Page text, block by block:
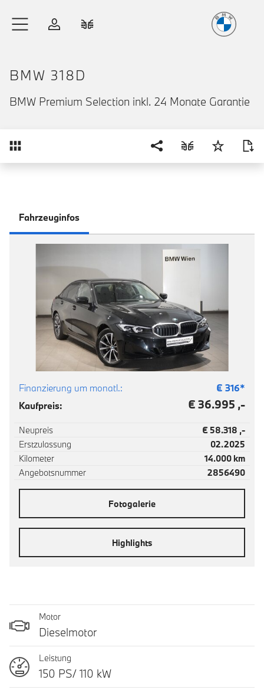
Anmelden
BMW 318D
BMW Premium Selection inkl. 24 Monate Garantie
Fahrzeuginfos
Finanzierung um monatl.: € 316*
Kaufpreis:
€ 36.995 ,-
Neupreis
€ 58.318 ,-
Erstzulassung
02.2025
Kilometer
14.000 km
Angebotsnummer
2856490
Fotogalerie
Highlights
Motor
Dieselmotor
Leistung
150 PS/ 110 kW